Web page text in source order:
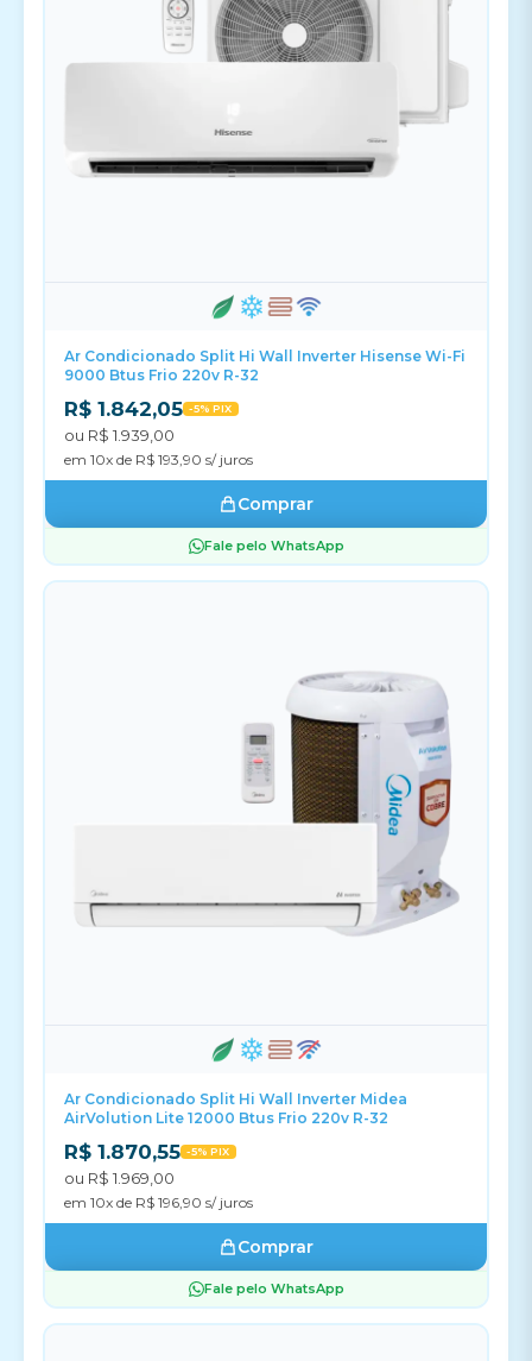
Ar Condicionado Split Hi Wall Inverter Hisense Wi-Fi
9000 Btus Frio 220v R-32
R$ 1.842,05 -5% PIX
ou R$ 1.939,00
em 10x de R$ 193,90 s/ juros
Comprar
Fale pelo WhatsApp
Ar Condicionado Split Hi Wall Inverter Midea
AirVolution Lite 12000 Btus Frio 220v R-32
R$ 1.870,55 -5% PIX
ou R$ 1.969,00
em 10x de R$ 196,90 s/ juros
Comprar
Fale pelo WhatsApp